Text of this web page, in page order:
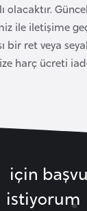
olacaktır.
ile iletişime
bir ret veya
harç ücreti
için
istiyorum